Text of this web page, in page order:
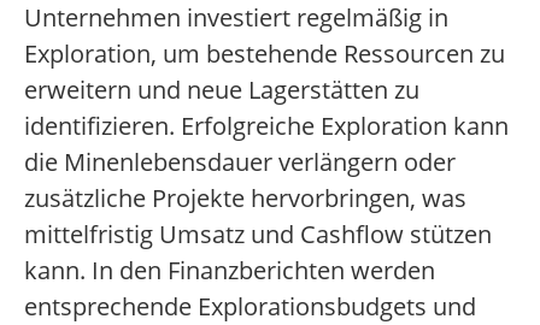
Unternehmen investiert regelmäßig in
Exploration, um bestehende Ressourcen zu
erweitern und neue Lagerstätten zu
identifizieren. Erfolgreiche Exploration kann
die Minenlebensdauer verlängern oder
zusätzliche Projekte hervorbringen, was
mittelfristig Umsatz und Cashflow stützen
kann. In den Finanzberichten werden
entsprechende Explorationsbudgets und